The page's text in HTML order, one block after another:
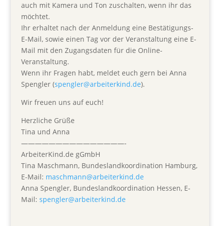
auch mit Kamera und Ton zuschalten, wenn ihr das
möchtet.
Ihr erhaltet nach der Anmeldung eine Bestätigungs-
E-Mail, sowie einen Tag vor der Veranstaltung eine E-
Mail mit den Zugangsdaten für die Online-
Veranstaltung.
Wenn ihr Fragen habt, meldet euch gern bei Anna
Spengler (spengler@arbeiterkind.de).
Wir freuen uns auf euch!
Herzliche Grüße
Tina und Anna
———————————————-
ArbeiterKind.de gGmbH
Tina Maschmann, Bundeslandkoordination Hamburg,
E-Mail: maschmann@arbeiterkind.de
Anna Spengler, Bundeslandkoordination Hessen, E-
Mail: spengler@arbeiterkind.de